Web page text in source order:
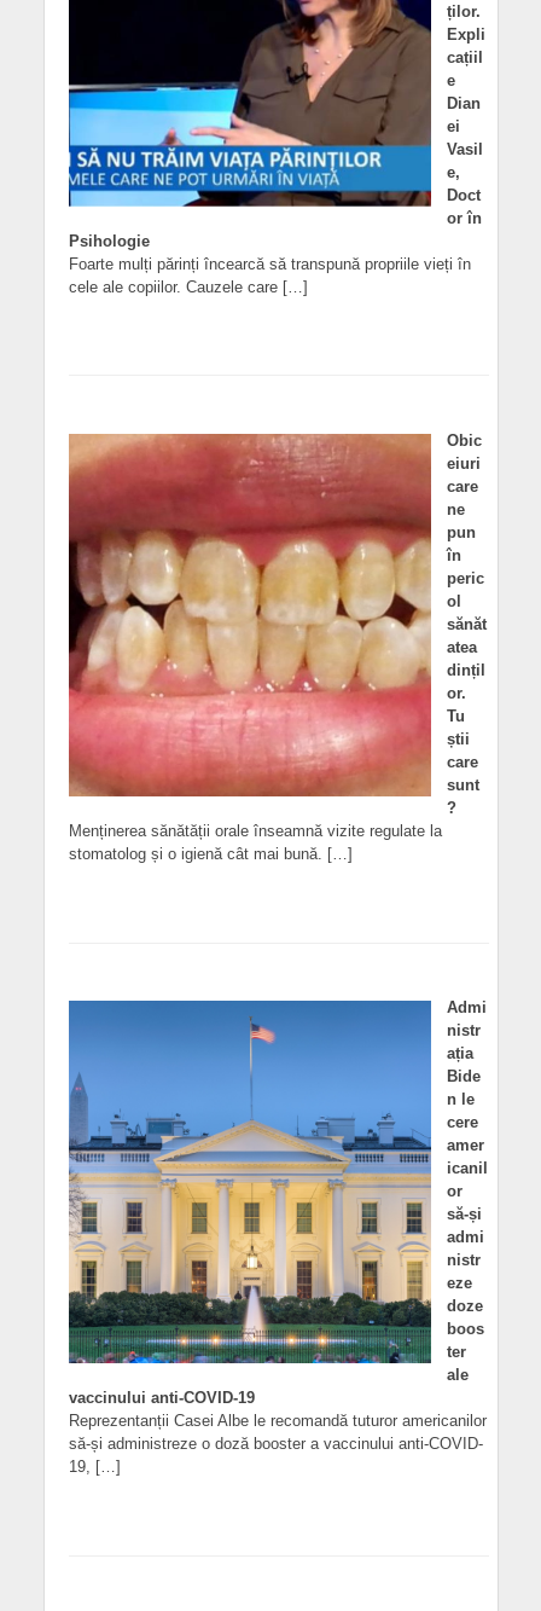
ților.
Expli
cațiil
e
Dian
ei
Vasil
e,
Doct
or în
Psihologie
Foarte mulți părinți încearcă să transpună propriile vieți în
cele ale copiilor. Cauzele care […]
Obic
eiuri
care
ne
pun
în
peric
ol
sănăt
atea
dințil
or.
Tu
știi
care
sunt
?
Menținerea sănătății orale înseamnă vizite regulate la
stomatolog și o igienă cât mai bună. […]
Admi
nistr
ația
Bide
n le
cere
amer
icanil
or
să-și
admi
nistr
eze
doze
boos
ter
ale
vaccinului anti-COVID-19
Reprezentanții Casei Albe le recomandă tuturor americanilor
să-și administreze o doză booster a vaccinului anti-COVID-
19, […]